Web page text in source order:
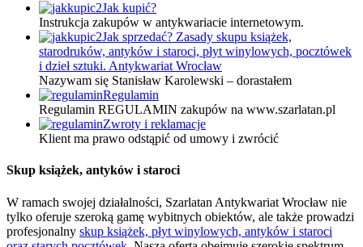
Jak kupić?
Instrukcja zakupów w antykwariacie internetowym.
Jak sprzedać? Zasady skupu książek,
starodruków, antyków i staroci, płyt winylowych, pocztówek
i dzieł sztuki. Antykwariat Wrocław
Nazywam się Stanisław Karolewski – dorastałem
Regulamin
Regulamin REGULAMIN zakupów na www.szarlatan.pl
Zwroty i reklamacje
Klient ma prawo odstąpić od umowy i zwrócić
Skup książek, antyków i staroci
W ramach swojej działalności, Szarlatan Antykwariat Wrocław nie
tylko oferuje szeroką gamę wybitnych obiektów, ale także prowadzi
profesjonalny skup książek, płyt winylowych, antyków i staroci